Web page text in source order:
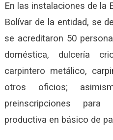
En las instalaciones de la
Bolívar de la entidad, se
se acreditaron 50
doméstica, dulcería
carpintero metálico,
otros oficios;
preinscripciones
productiva en básico de